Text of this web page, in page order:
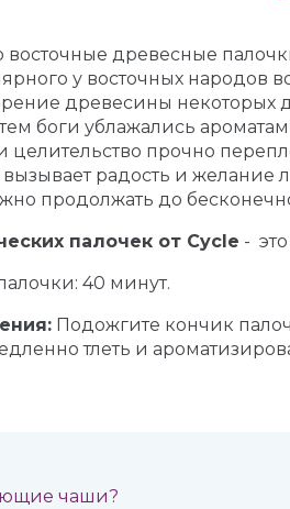
восточные древесные
у восточных народов
древесины некоторых
боги ублажались
целительство прочно
радость и желание
продолжать до
палочек от Cycle -
40 минут.
Подожгите кончик
тлеть и